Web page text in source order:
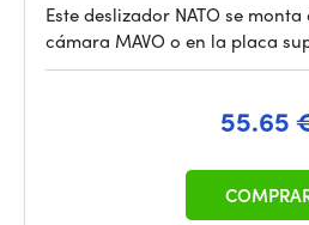
Este deslizador NATO se
cámara MAVO o en la placa
55.65